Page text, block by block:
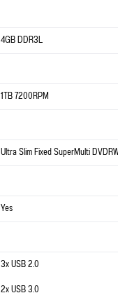
4GB DDR3L
1TB 7200RPM
Ultra Slim Fixed SuperMulti
Yes
3x USB 2.0
2x USB 3.0